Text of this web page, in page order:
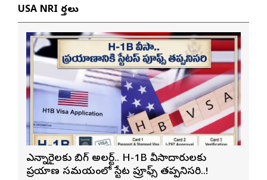
USA NRI వార్తలు
ఎన్నారైలకు బిగ్ అలర్ట్.. H-1B వీసాదారులకు
ప్రయాణ సమయంలో స్టేటస్ ప్రూఫ్స్ తప్పనిసరి..!